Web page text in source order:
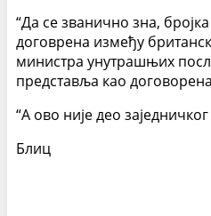
“Да се званично зна,
договрена између
министра унутрашњих
представља као
“А ово није део
Блиц